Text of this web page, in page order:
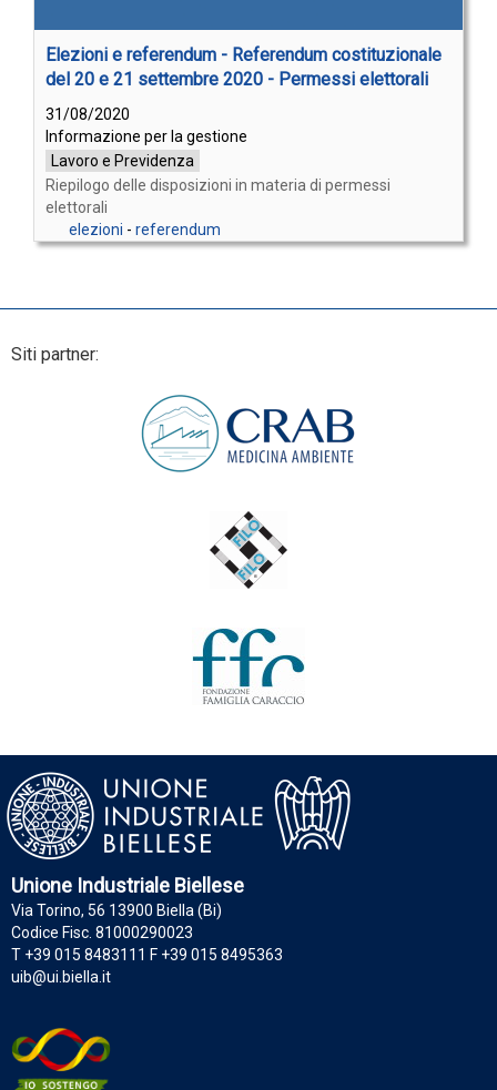
Elezioni e referendum - Referendum costituzionale
del 20 e 21 settembre 2020 - Permessi elettorali
31/08/2020
Informazione per la gestione
Lavoro e Previdenza
Riepilogo delle disposizioni in materia di permessi
elettorali
elezioni - referendum
Siti partner:
Unione Industriale Biellese
Via Torino, 56 13900 Biella (Bi)
Codice Fisc. 81000290023
T +39 015 8483111 F +39 015 8495363
uib@ui.biella.it